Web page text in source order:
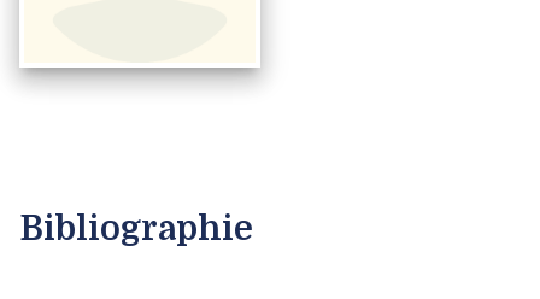
Bibliographie